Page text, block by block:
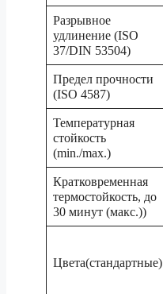
Разрывное
удлинение (ISO
37/DIN 53504)
Предел прочности
(ISO 4587)
Температурная
стойкость
(min./max.)
Кратковременная
термостойкость, до
30 минут (макс.))
Цвета(стандартные)